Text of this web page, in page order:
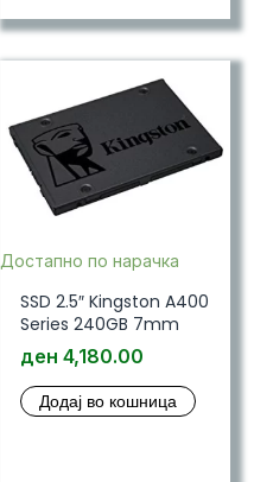
Достапно по нарачка
SSD 2.5″ Kingston A400
Series 240GB 7mm
ден 4,180.00
Додај во кошница